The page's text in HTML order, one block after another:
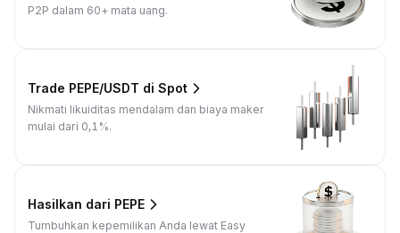
P2P dalam 60+ mata uang.
Trade PEPE/USDT di Spot
Nikmati likuiditas mendalam dan biaya maker
mulai dari 0,1%.
Hasilkan dari PEPE
Tumbuhkan kepemilikan Anda lewat Easy